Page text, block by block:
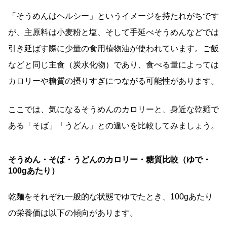
「そうめんはヘルシー」というイメージを持たれがちです
が、主原料は小麦粉と塩、そして手延べそうめんなどでは
引き延ばす際に少量の食用植物油が使われています。ご飯
などと同じ主食（炭水化物）であり、食べる量によっては
カロリーや糖質の摂りすぎにつながる可能性があります。
ここでは、気になるそうめんのカロリーと、身近な乾麺で
ある「そば」「うどん」との違いを比較してみましょう。
そうめん・そば・うどんのカロリー・糖質比較（ゆで・
100gあたり）
乾麺をそれぞれ一般的な状態でゆでたとき、100gあたり
の栄養価は以下の傾向があります。